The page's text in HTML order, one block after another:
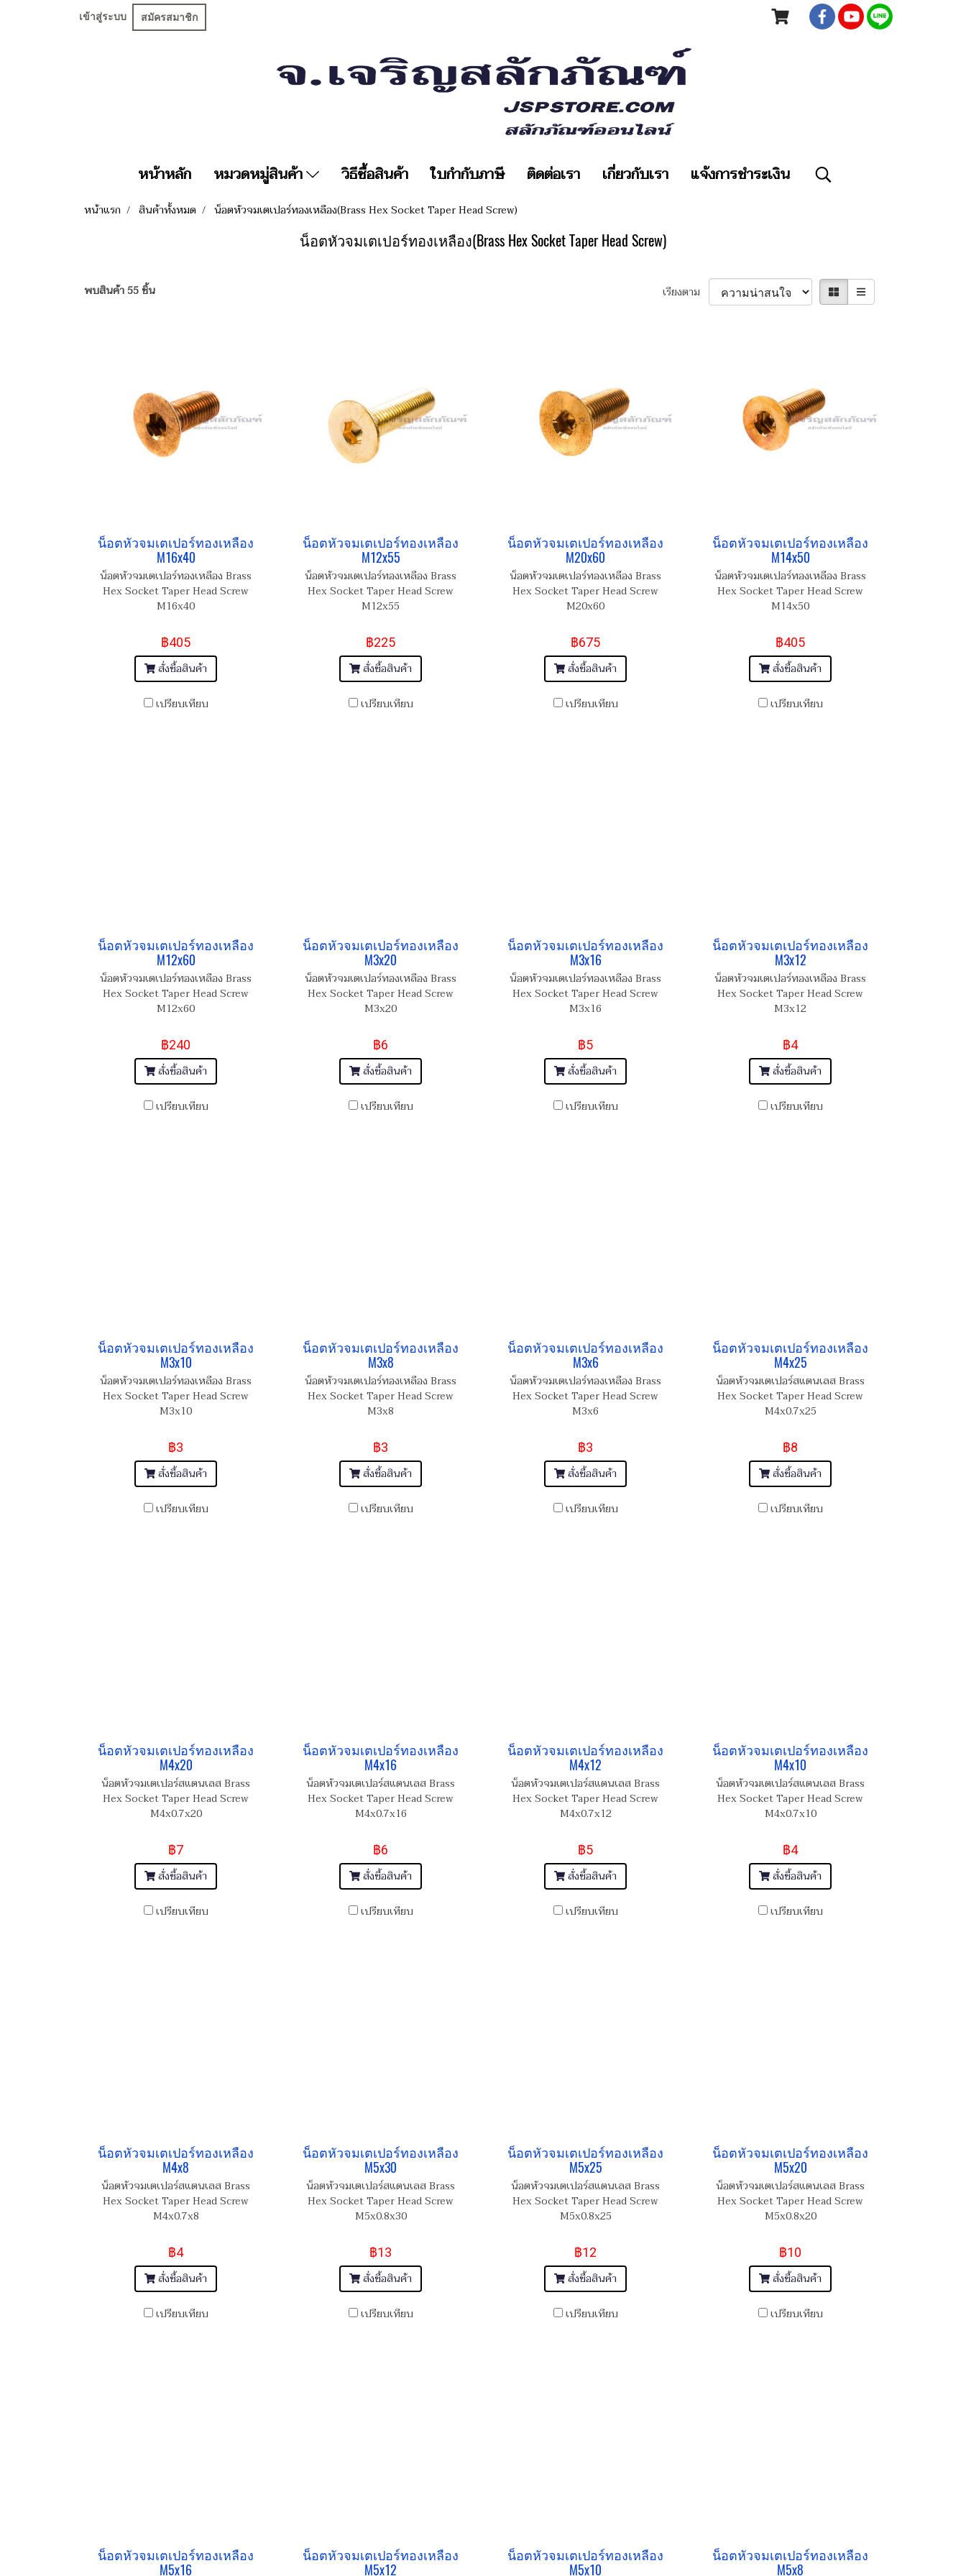
เข้าสู่ระบบ สมัครสมาชิก
หน้าหลัก หมวดหมู่สินค้า วิธีซื้อสินค้า ใบกำกับภาษี ติดต่อเรา เกี่ยวกับเรา แจ้งการชำระเงิน
หน้าแรก สินค้าทั้งหมด น็อตหัวจมเตเปอร์ทองเหลือง(Brass Hex Socket Taper Head Screw)
น็อตหัวจมเตเปอร์ทองเหลือง(Brass Hex Socket Taper Head Screw)
พบสินค้า 55 ชิ้น เรียงตาม
น็อตหัวจมเตเปอร์ทองเหลือง
M16x40
น็อตหัวจมเตเปอร์ทองเหลือง Brass
Hex Socket Taper Head Screw
M16x40
฿405
สั่งซื้อสินค้า
เปรียบเทียบ
น็อตหัวจมเตเปอร์ทองเหลือง
M12x55
น็อตหัวจมเตเปอร์ทองเหลือง Brass
Hex Socket Taper Head Screw
M12x55
฿225
สั่งซื้อสินค้า
เปรียบเทียบ
น็อตหัวจมเตเปอร์ทองเหลือง
M20x60
น็อตหัวจมเตเปอร์ทองเหลือง Brass
Hex Socket Taper Head Screw
M20x60
฿675
สั่งซื้อสินค้า
เปรียบเทียบ
น็อตหัวจมเตเปอร์ทองเหลือง
M14x50
น็อตหัวจมเตเปอร์ทองเหลือง Brass
Hex Socket Taper Head Screw
M14x50
฿405
สั่งซื้อสินค้า
เปรียบเทียบ
น็อตหัวจมเตเปอร์ทองเหลือง
M12x60
น็อตหัวจมเตเปอร์ทองเหลือง Brass
Hex Socket Taper Head Screw
M12x60
฿240
สั่งซื้อสินค้า
เปรียบเทียบ
น็อตหัวจมเตเปอร์ทองเหลือง
M3x20
น็อตหัวจมเตเปอร์ทองเหลือง Brass
Hex Socket Taper Head Screw
M3x20
฿6
สั่งซื้อสินค้า
เปรียบเทียบ
น็อตหัวจมเตเปอร์ทองเหลือง
M3x16
น็อตหัวจมเตเปอร์ทองเหลือง Brass
Hex Socket Taper Head Screw
M3x16
฿5
สั่งซื้อสินค้า
เปรียบเทียบ
น็อตหัวจมเตเปอร์ทองเหลือง
M3x12
น็อตหัวจมเตเปอร์ทองเหลือง Brass
Hex Socket Taper Head Screw
M3x12
฿4
สั่งซื้อสินค้า
เปรียบเทียบ
น็อตหัวจมเตเปอร์ทองเหลือง
M3x10
น็อตหัวจมเตเปอร์ทองเหลือง Brass
Hex Socket Taper Head Screw
M3x10
฿3
สั่งซื้อสินค้า
เปรียบเทียบ
น็อตหัวจมเตเปอร์ทองเหลือง
M3x8
น็อตหัวจมเตเปอร์ทองเหลือง Brass
Hex Socket Taper Head Screw
M3x8
฿3
สั่งซื้อสินค้า
เปรียบเทียบ
น็อตหัวจมเตเปอร์ทองเหลือง
M3x6
น็อตหัวจมเตเปอร์ทองเหลือง Brass
Hex Socket Taper Head Screw
M3x6
฿3
สั่งซื้อสินค้า
เปรียบเทียบ
น็อตหัวจมเตเปอร์ทองเหลือง
M4x25
น็อตหัวจมเตเปอร์สแตนเลส Brass
Hex Socket Taper Head Screw
M4x0.7x25
฿8
สั่งซื้อสินค้า
เปรียบเทียบ
น็อตหัวจมเตเปอร์ทองเหลือง
M4x20
น็อตหัวจมเตเปอร์สแตนเลส Brass
Hex Socket Taper Head Screw
M4x0.7x20
฿7
สั่งซื้อสินค้า
เปรียบเทียบ
น็อตหัวจมเตเปอร์ทองเหลือง
M4x16
น็อตหัวจมเตเปอร์สแตนเลส Brass
Hex Socket Taper Head Screw
M4x0.7x16
฿6
สั่งซื้อสินค้า
เปรียบเทียบ
น็อตหัวจมเตเปอร์ทองเหลือง
M4x12
น็อตหัวจมเตเปอร์สแตนเลส Brass
Hex Socket Taper Head Screw
M4x0.7x12
฿5
สั่งซื้อสินค้า
เปรียบเทียบ
น็อตหัวจมเตเปอร์ทองเหลือง
M4x10
น็อตหัวจมเตเปอร์สแตนเลส Brass
Hex Socket Taper Head Screw
M4x0.7x10
฿4
สั่งซื้อสินค้า
เปรียบเทียบ
น็อตหัวจมเตเปอร์ทองเหลือง
M4x8
น็อตหัวจมเตเปอร์สแตนเลส Brass
Hex Socket Taper Head Screw
M4x0.7x8
฿4
สั่งซื้อสินค้า
เปรียบเทียบ
น็อตหัวจมเตเปอร์ทองเหลือง
M5x30
น็อตหัวจมเตเปอร์สแตนเลส Brass
Hex Socket Taper Head Screw
M5x0.8x30
฿13
สั่งซื้อสินค้า
เปรียบเทียบ
น็อตหัวจมเตเปอร์ทองเหลือง
M5x25
น็อตหัวจมเตเปอร์สแตนเลส Brass
Hex Socket Taper Head Screw
M5x0.8x25
฿12
สั่งซื้อสินค้า
เปรียบเทียบ
น็อตหัวจมเตเปอร์ทองเหลือง
M5x20
น็อตหัวจมเตเปอร์สแตนเลส Brass
Hex Socket Taper Head Screw
M5x0.8x20
฿10
สั่งซื้อสินค้า
เปรียบเทียบ
น็อตหัวจมเตเปอร์ทองเหลือง
M5x16
น็อตหัวจมเตเปอร์ทองเหลือง
M5x12
น็อตหัวจมเตเปอร์ทองเหลือง
M5x10
น็อตหัวจมเตเปอร์ทองเหลือง
M5x8